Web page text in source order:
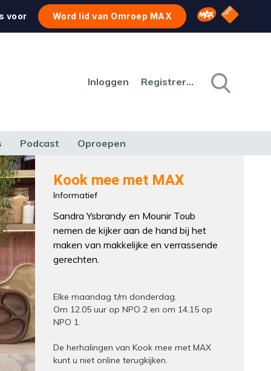
voor Word lid van Omroep MAX Omroep MAX
NPO
Inloggen Registreren
Podcast Oproepen
Kook mee met MAX
Informatief
Sandra Ysbrandy en Mounir Toub
nemen de kijker aan de hand bij het
maken van makkelijke en verrassende
gerechten.
Elke maandag t/m donderdag.
Om 12.05 uur op NPO 2 en om 14.15 op
NPO 1.
De herhalingen van Kook mee met MAX
kunt u niet online terugkijken.